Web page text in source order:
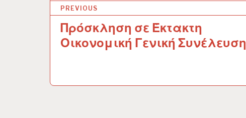
Π
ή
PREVIOUS
Πρόσκληση σε Έκτακτη
Οικονομική Γενική Συνέλευση